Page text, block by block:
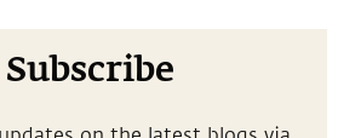
Subscribe